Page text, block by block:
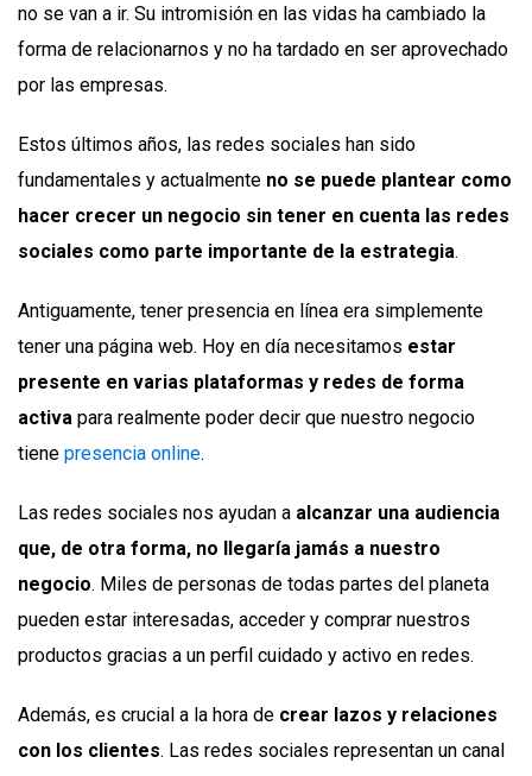
no se van a ir. Su intromisión en las vidas ha cambiado la
forma de relacionarnos y no ha tardado en ser aprovechado
por las empresas.
Estos últimos años, las redes sociales han sido
fundamentales y actualmente no se puede plantear como
hacer crecer un negocio sin tener en cuenta las redes
sociales como parte importante de la estrategia.
Antiguamente, tener presencia en línea era simplemente
tener una página web. Hoy en día necesitamos estar
presente en varias plataformas y redes de forma
activa para realmente poder decir que nuestro negocio
tiene presencia online.
Las redes sociales nos ayudan a alcanzar una audiencia
que, de otra forma, no llegaría jamás a nuestro
negocio. Miles de personas de todas partes del planeta
pueden estar interesadas, acceder y comprar nuestros
productos gracias a un perfil cuidado y activo en redes.
Además, es crucial a la hora de crear lazos y relaciones
con los clientes. Las redes sociales representan un canal